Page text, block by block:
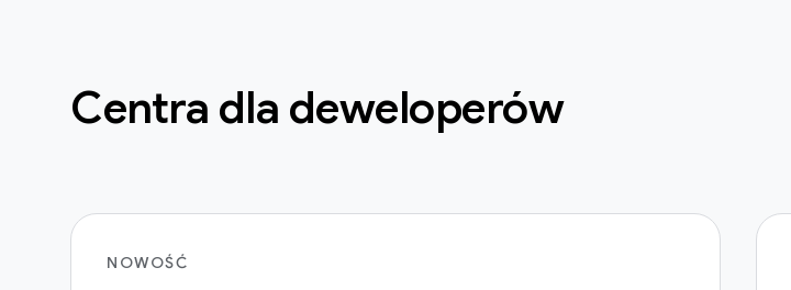
Centra dla deweloperów
NOWOŚĆ